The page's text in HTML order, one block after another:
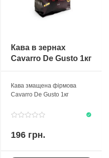
Кава в зернах
Cavarro De Gusto 1кг
Кава змащена фірмова
Cavarro De Gusto 1кг
196 грн.